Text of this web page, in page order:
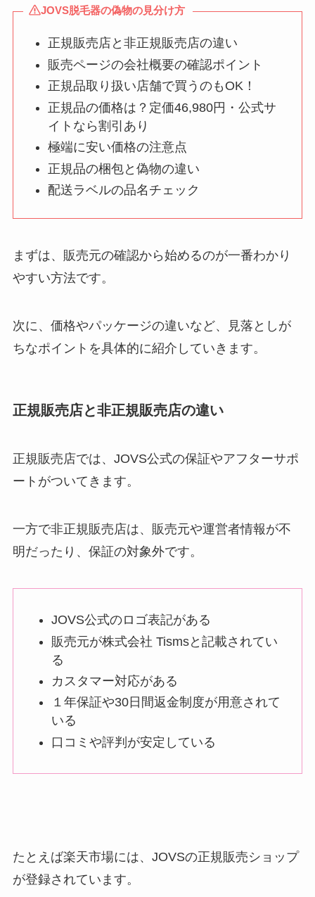
JOVS脱毛器の偽物の見分け方
正規販売店と非正規販売店の違い
販売ページの会社概要の確認ポイント
正規品取り扱い店舗で買うのもOK！
正規品の価格は？定価46,980円・公式サ
イトなら割引あり
極端に安い価格の注意点
正規品の梱包と偽物の違い
配送ラベルの品名チェック
まずは、販売元の確認から始めるのが一番わかり
やすい方法です。
次に、価格やパッケージの違いなど、見落としが
ちなポイントを具体的に紹介していきます。
正規販売店と非正規販売店の違い
正規販売店では、JOVS公式の保証やアフターサポ
ートがついてきます。
一方で非正規販売店は、販売元や運営者情報が不
明だったり、保証の対象外です。
JOVS公式のロゴ表記がある
販売元が株式会社 Tismsと記載されてい
る
カスタマー対応がある
１年保証や30日間返金制度が用意されて
いる
口コミや評判が安定している
たとえば楽天市場には、JOVSの正規販売ショップ
が登録されています。